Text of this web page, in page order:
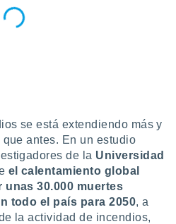
se está extendiendo más y
antes. En un estudio
de la Universidad
el calentamiento global
30.000 muertes
todo el país para 2050, a
la actividad de incendios,